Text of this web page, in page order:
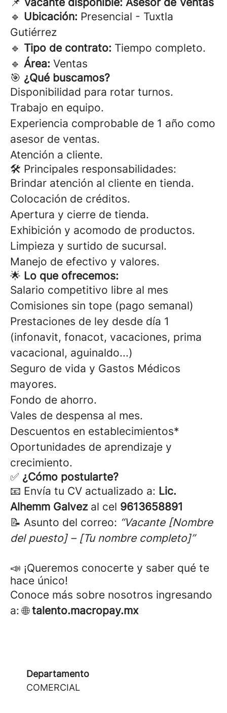
🔹 Ubicación: Presencial - Tuxtla
Gutiérrez
🔹 Tipo de contrato: Tiempo completo.
🔹 Área: Ventas
🎯 ¿Qué buscamos?
Disponibilidad para rotar turnos.
Trabajo en equipo.
Experiencia comprobable de 1 año como
asesor de ventas.
Atención a cliente.
🛠 Principales responsabilidades:
Brindar atención al cliente en tienda.
Colocación de créditos.
Apertura y cierre de tienda.
Exhibición y acomodo de productos.
Limpieza y surtido de sucursal.
Manejo de efectivo y valores.
🌟 Lo que ofrecemos:
Salario competitivo libre al mes
Comisiones sin tope (pago semanal)
Prestaciones de ley desde día 1
(infonavit, fonacot, vacaciones, prima
vacacional, aguinaldo...)
Seguro de vida y Gastos Médicos
mayores.
Fondo de ahorro.
Vales de despensa al mes.
Descuentos en establecimientos*
Oportunidades de aprendizaje y
crecimiento.
✅ ¿Cómo postularte?
📧 Envía tu CV actualizado a: Lic.
Alhemm Galvezal cel 9613658891
📝 Asunto del correo: “Vacante [Nombre
del puesto] – [Tu nombre completo]”
📣 ¡Queremos conocerte y saber qué te
hace único!
Conoce más sobre nosotros ingresando
a: 🌐talento.macropay.mx
Departamento
COMERCIAL